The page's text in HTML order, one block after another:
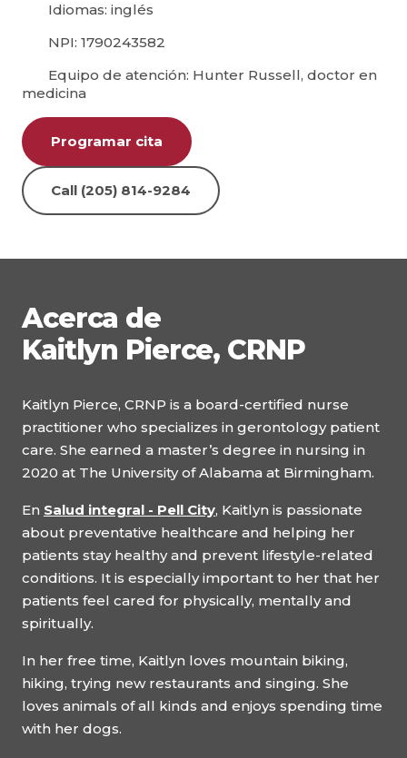
Idiomas: inglés
NPI: 1790243582
Equipo de atención: Hunter Russell, doctor en
medicina
Programar cita
Call (205) 814-9284
Acerca de
Kaitlyn Pierce, CRNP
Kaitlyn Pierce, CRNP is a board-certified nurse
practitioner who specializes in gerontology patient
care. She earned a master’s degree in nursing in
2020 at The University of Alabama at Birmingham.
En Salud integral - Pell City, Kaitlyn is passionate
about preventative healthcare and helping her
patients stay healthy and prevent lifestyle-related
conditions. It is especially important to her that her
patients feel cared for physically, mentally and
spiritually.
In her free time, Kaitlyn loves mountain biking,
hiking, trying new restaurants and singing. She
loves animals of all kinds and enjoys spending time
with her dogs.